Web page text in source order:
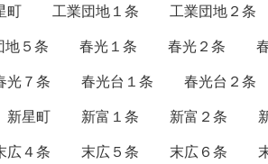
町 工業団地１条
工業団地２条
地５条 春光１条 春光２条
光７条 春光台１条 春光台２条
新星町 新富１条 新富２条
広４条 末広５条 末広６条